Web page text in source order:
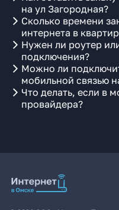
на ул Загородная?
Сколько времени
интернета в
Нужен ли роутер
подключения?
Можно ли
мобильной связью
Что делать, если в
провайдера?